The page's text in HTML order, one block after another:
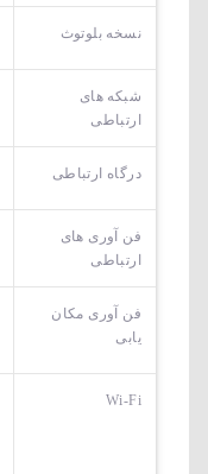
نسخه بلوتوث
شبکه های
ارتباطی
درگاه ارتباطی
فن آوری های
ارتباطی
فن آوری مکان
یابی
Wi-Fi